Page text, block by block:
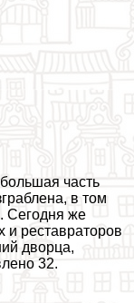
часть
в том
Сегодня же
и реставраторов
дворца,
32.